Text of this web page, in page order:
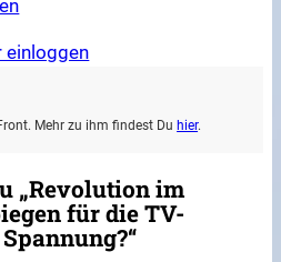
einloggen
Mehr zu ihm findest Duhier.
„Revolution im
für die TV-